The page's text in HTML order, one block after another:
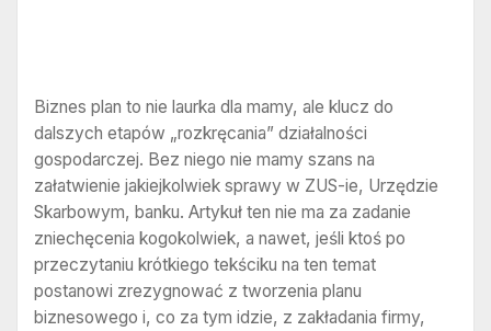
Biznes plan to nie laurka dla mamy, ale klucz do
dalszych etapów „rozkręcania” działalności
gospodarczej. Bez niego nie mamy szans na
załatwienie jakiejkolwiek sprawy w ZUS-ie, Urzędzie
Skarbowym, banku. Artykuł ten nie ma za zadanie
zniechęcenia kogokolwiek, a nawet, jeśli ktoś po
przeczytaniu krótkiego tekściku na ten temat
postanowi zrezygnować z tworzenia planu
biznesowego i, co za tym idzie, z zakładania firmy,